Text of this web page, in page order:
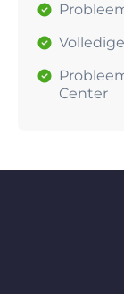
Center